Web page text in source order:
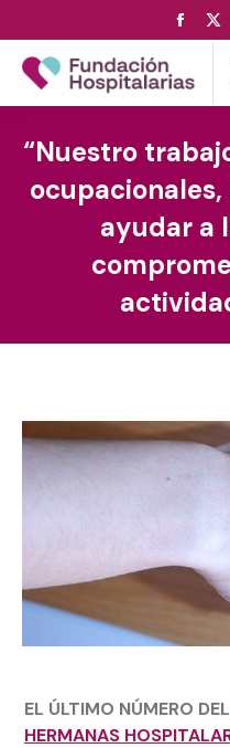
page
in
“Nuestro
ayudar a
EL ÚLTIMO NÚMERO DEL
HERMANAS